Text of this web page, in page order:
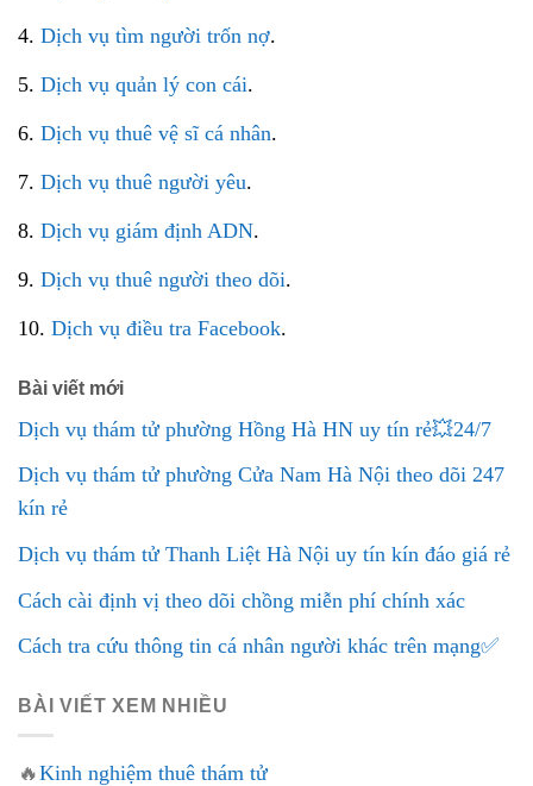
4. Dịch vụ tìm người trốn nợ.
5. Dịch vụ quản lý con cái.
6. Dịch vụ thuê vệ sĩ cá nhân.
7. Dịch vụ thuê người yêu.
8. Dịch vụ giám định ADN.
9. Dịch vụ thuê người theo dõi.
10. Dịch vụ điều tra Facebook.
Bài viết mới
Dịch vụ thám tử phường Hồng Hà HN uy tín rẻ💥24/7
Dịch vụ thám tử phường Cửa Nam Hà Nội theo dõi 247
kín rẻ
Dịch vụ thám tử Thanh Liệt Hà Nội uy tín kín đáo giá rẻ
Cách cài định vị theo dõi chồng miễn phí chính xác
Cách tra cứu thông tin cá nhân người khác trên mạng✅
BÀI VIẾT XEM NHIỀU
🔥Kinh nghiệm thuê thám tử